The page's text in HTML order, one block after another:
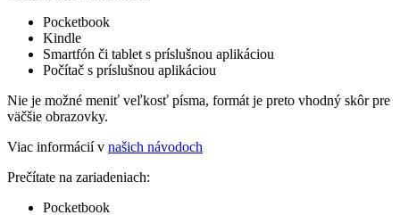
Pocketbook
Kindle
Smartfón či tablet s príslušnou aplikáciou
Počítač s príslušnou aplikáciou
Nie je možné meniť veľkosť písma, formát je preto vhodný skôr pre
väčšie obrazovky.
Viac informácií v našich návodoch
Prečítate na zariadeniach:
Pocketbook